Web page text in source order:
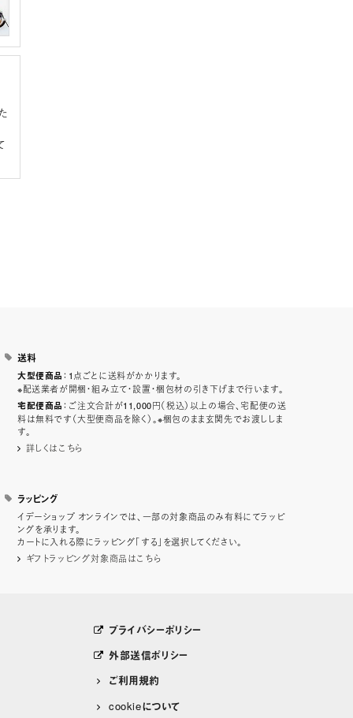
送料
大型便商品 ：1点ごとに送料がかかります。
※配送業者が開梱・組み立て・設置・梱包材の引き下げまで行います。
宅配便商品 ：ご注文合計が11,000円（税込）以上の場合、宅配便の送
料は無料です（大型便商品を除く）。※梱包のまま玄関先でお渡ししま
す。
詳しくはこちら
ラッピング
イデーショップ オンラインでは、一部の対象商品のみ有料にてラッピ
ングを承ります。
カートに入れる際にラッピング「する」を選択してください。
ギフトラッピング対象商品はこちら
プライバシーポリシー
外部送信ポリシー
ご利用規約
cookieについて